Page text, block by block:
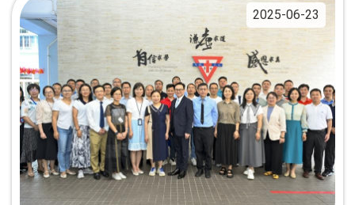
2025-06-23